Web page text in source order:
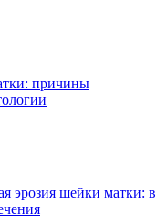
причины
эрозия шейки матки: в